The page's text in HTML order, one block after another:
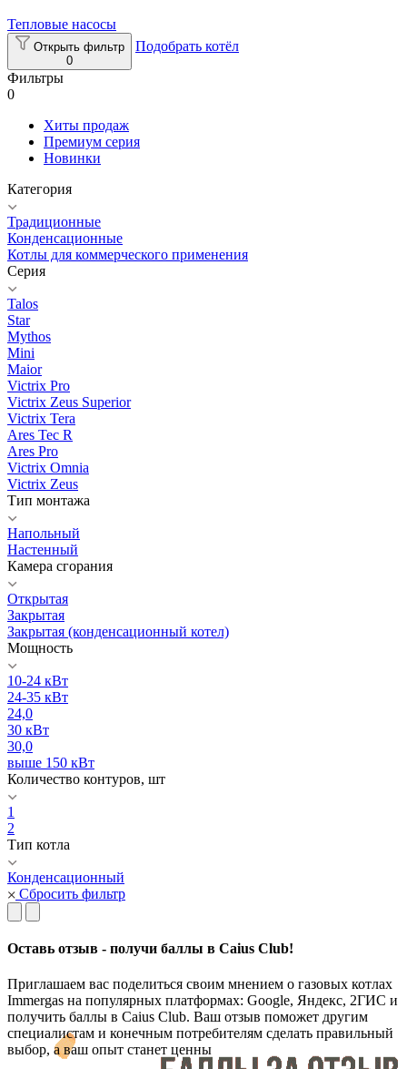
Тепловые насосы
Открыть фильтр
0
Подобрать котёл
Фильтры
0
Хиты продаж
Премиум серия
Новинки
Категория
Традиционные
Конденсационные
Котлы для коммерческого применения
Серия
Talos
Star
Mythos
Mini
Maior
Victrix Pro
Victrix Zeus Superior
Victrix Tera
Ares Tec R
Ares Pro
Victrix Omnia
Victrix Zeus
Тип монтажа
Напольный
Настенный
Камера сгорания
Открытая
Закрытая
Закрытая (конденсационный котел)
Мощность
10-24 кВт
24-35 кВт
24,0
30 кВт
30,0
выше 150 кВт
Количество контуров, шт
1
2
Тип котла
Конденсационный
Сбросить фильтр
Оставь отзыв - получи баллы в Caius Club!
Приглашаем вас поделиться своим мнением о газовых котлах
Immergas на популярных платформах: Google, Яндекс, 2ГИС и
получить баллы в Caius Club. Ваш отзыв поможет другим
специалистам и конечным потребителям сделать правильный
выбор, а ваш опыт станет ценны